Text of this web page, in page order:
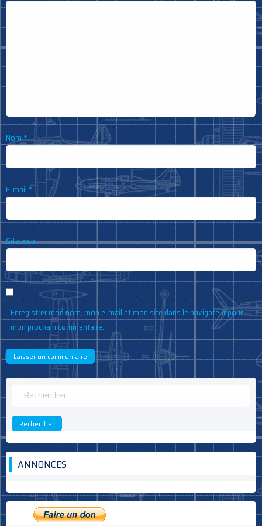
Nom*
E-mail *
Site web
Enregistrer mon nom, mon e-mail et mon site dans le navigateur pour
mon prochain commentaire.
Rechercher :
ANNONCES